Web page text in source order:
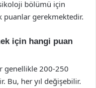
bölümü için
puanlar gerekmektedir.
için hangi puan
genellikle 200-250
Bu, her yıl değişebilir.